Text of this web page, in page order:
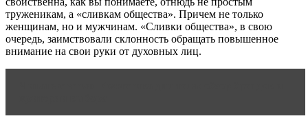
труженикам, а «сливкам общества». Причем не только
женщинам, но и мужчинам. «Сливки общества», в свою
очередь, заимствовали склонность обращать повышенное
внимание на свои руки от духовных лиц.